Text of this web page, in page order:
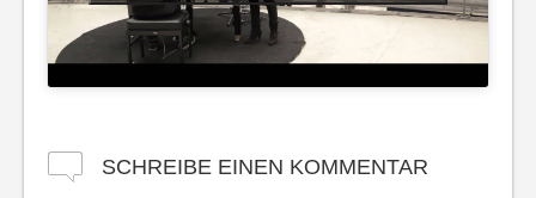
SCHREIBE EINEN KOMMENTAR